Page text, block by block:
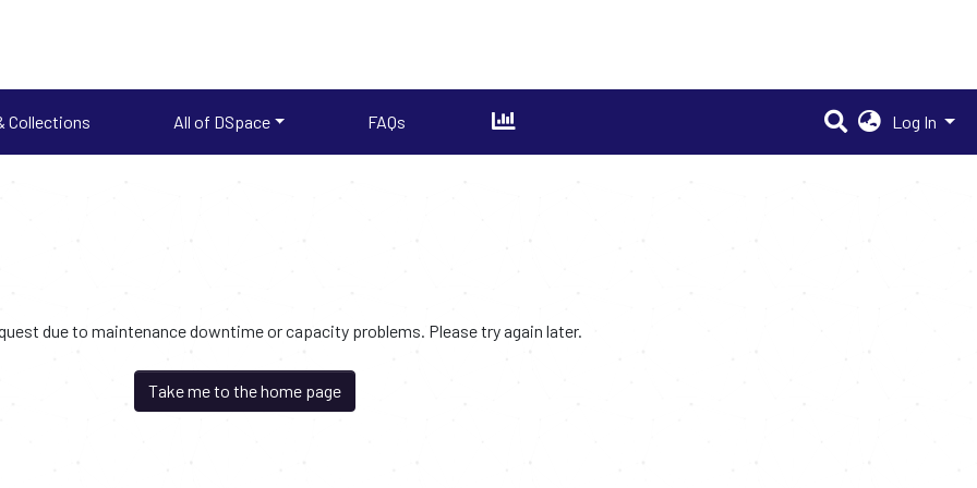
Collections All of DSpace FAQs Log In
due to maintenance downtime or capacity problems. Please try again later.
Take me to the home page